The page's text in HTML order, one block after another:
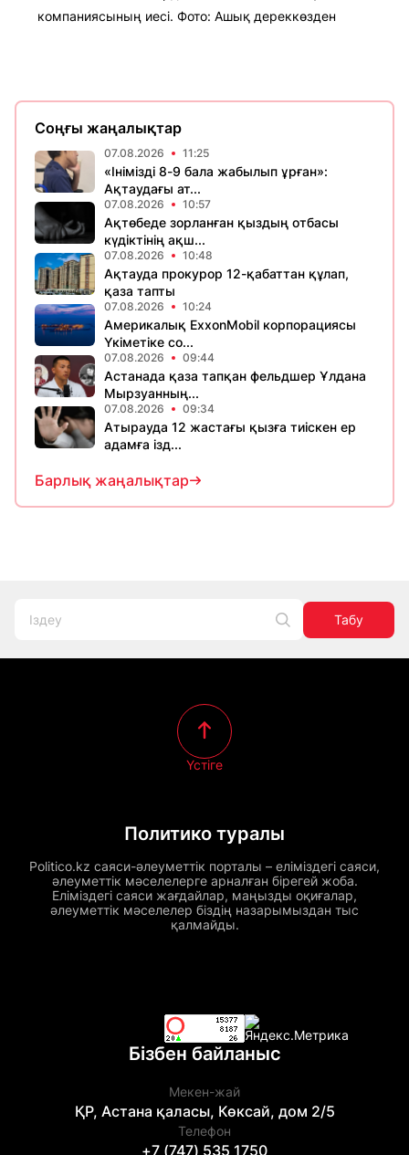
компаниясының иесі. Фото: Ашық дереккөзден
Соңғы жаңалықтар
07.08.2026 11:25
«Інімізді 8-9 бала жабылып ұрған»:
Ақтаудағы ат...
07.08.2026 10:57
Ақтөбеде зорланған қыздың отбасы
күдіктінің ақш...
07.08.2026 10:48
Ақтауда прокурор 12-қабаттан құлап,
қаза тапты
07.08.2026 10:24
Америкалық ExxonMobil корпорациясы
Үкіметіке со...
07.08.2026 09:44
Астанада қаза тапқан фельдшер Ұлдана
Мырзуанның...
07.08.2026 09:34
Атырауда 12 жастағы қызға тиіскен ер
адамға ізд...
Барлық жаңалықтар
Табу
Политико туралы
Politico.kz саяси-әлеуметтік порталы – еліміздегі саяси,
әлеуметтік мәселелерге арналған бірегей жоба.
Еліміздегі саяси жағдайлар, маңызды оқиғалар,
әлеуметтік мәселелер біздің назарымыздан тыс
қалмайды.
Үстіге
Бізбен байланыс
Мекен-жай
ҚР, Астана қаласы, Көксай, дом 2/5
Телефон
+7 (747) 535 1750